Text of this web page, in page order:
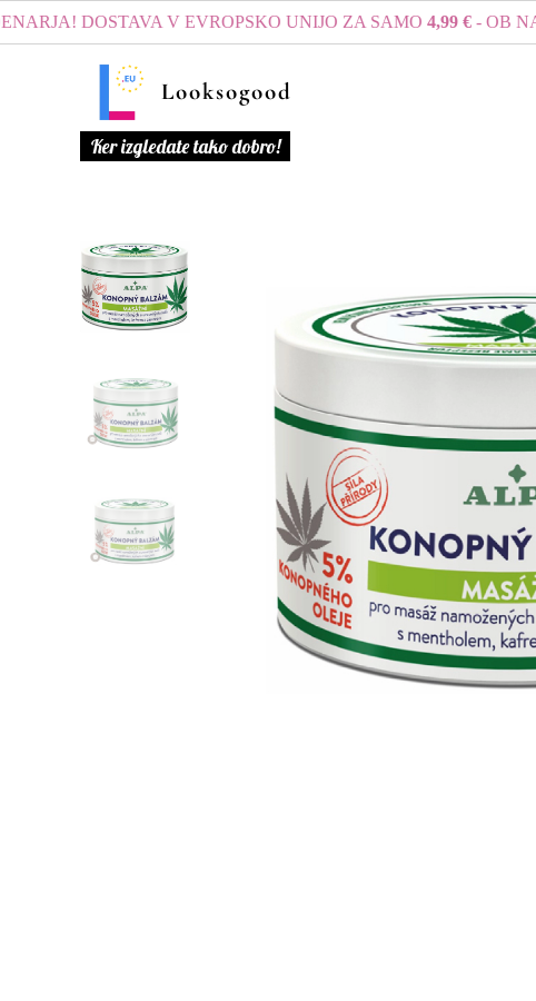
DOSTAVA V EVROPSKO UNIJO ZA SAMO4,99 €- OB
Looksogood
Ker izgledate tako dobro!